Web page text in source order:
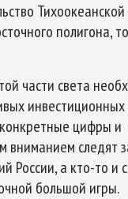
полигона,
части света
цифры и
вниманием следят
России, а кто-то и
большой игры.